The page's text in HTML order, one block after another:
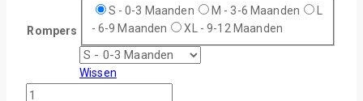
Rompers
S - 0-3 Maanden
M - 3-6 Maanden
L
- 6-9 Maanden
XL - 9-12 Maanden
Wissen
Sublimatie